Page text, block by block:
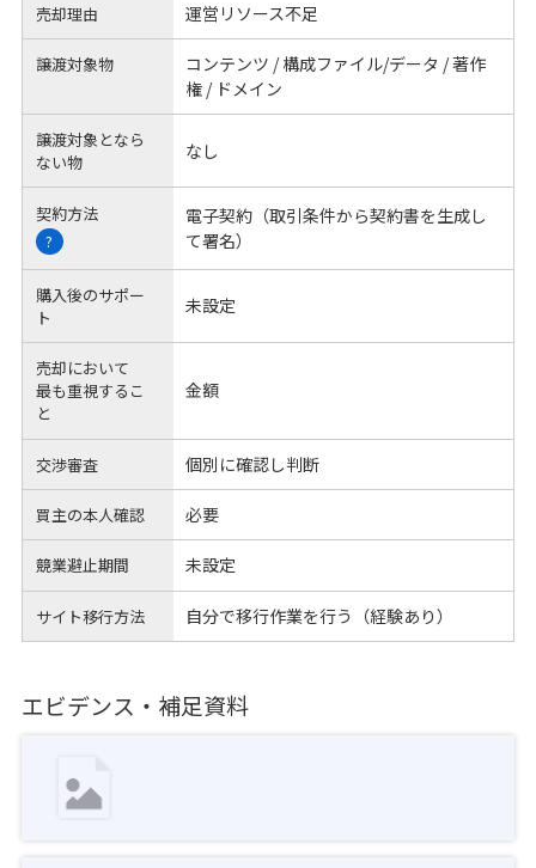
売却理由 運営リソース不足
譲渡対象物
コンテンツ / 構成ファイル/データ / 著作
権 / ドメイン
譲渡対象となら
ない物
なし
契約方法
?
電子契約（取引条件から契約書を生成し
て署名）
購入後のサポー
ト
未設定
売却において
最も重視するこ
と
金額
交渉審査 個別に確認し判断
買主の本人確認 必要
競業避止期間 未設定
サイト移行方法 自分で移行作業を行う（経験あり）
エビデンス・補足資料